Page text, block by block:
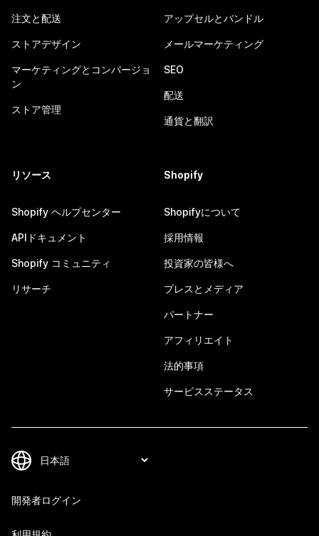
注文と配送
ストアデザイン
マーケティングとコンバージョ
ン
ストア管理
アップセルとバンドル
メールマーケティング
SEO
配送
通貨と翻訳
リソース
Shopify ヘルプセンター
APIドキュメント
Shopify コミュニティ
リサーチ
Shopify
Shopifyについて
採用情報
投資家の皆様へ
プレスとメディア
パートナー
アフィリエイト
法的事項
サービスステータス
開発者ログイン